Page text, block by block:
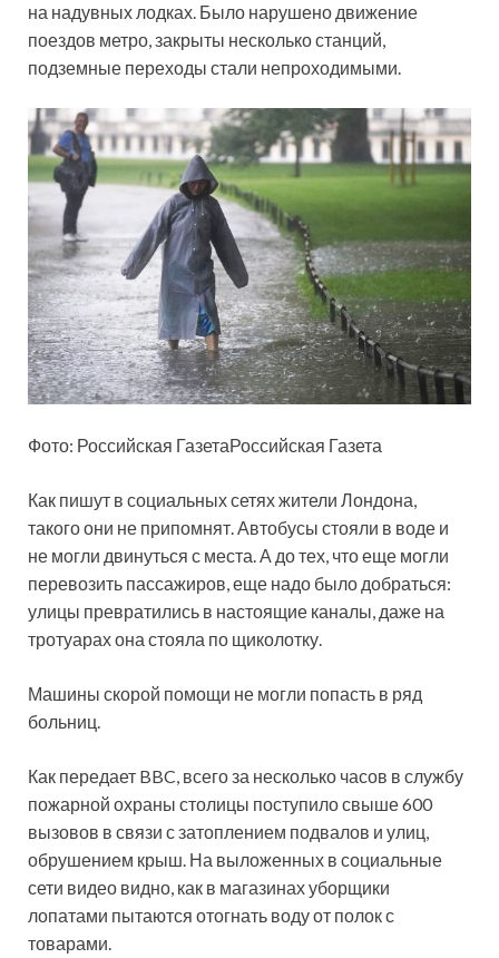
на надувных лодках. Было нарушено движение
поездов метро, закрыты несколько станций,
подземные переходы стали непроходимыми.
Фото: Российская ГазетаРоссийская Газета
Как пишут в социальных сетях жители Лондона,
такого они не припомнят. Автобусы стояли в воде и
не могли двинуться с места. А до тех, что еще могли
перевозить пассажиров, еще надо было добраться:
улицы превратились в настоящие каналы, даже на
тротуарах она стояла по щиколотку.
Машины скорой помощи не могли попасть в ряд
больниц.
Как передает BBC, всего за несколько часов в службу
пожарной охраны столицы поступило свыше 600
вызовов в связи с затоплением подвалов и улиц,
обрушением крыш. На выложенных в социальные
сети видео видно, как в магазинах уборщики
лопатами пытаются отогнать воду от полок с
товарами.